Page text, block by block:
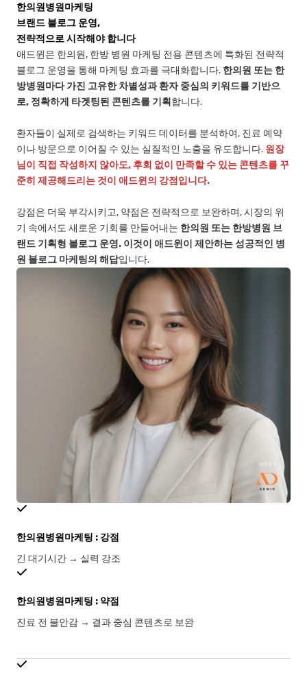
한의원병원마케팅
브랜드 블로그 운영,
전략적으로 시작해야 합니다
애드윈은 한의원, 한방 병원 마케팅 전용 콘텐츠에 특화된 전략적
블로그 운영을 통해 마케팅 효과를 극대화합니다. 한의원 또는 한
방병원마다 가진 고유한 차별성과 환자 중심의 키워드를 기반으
로, 정확하게 타겟팅된 콘텐츠를 기획 합니다.
환자들이 실제로 검색하는 키워드 데이터를 분석하여, 진료 예약
이나 방문으로 이어질 수 있는 실질적인 노출을 유도합니다. 원장
님이 직접 작성하지 않아도, 후회 없이 만족할 수 있는 콘텐츠를 꾸
준히 제공해드리는 것이 애드윈의 강점입니다.
강점은 더욱 부각시키고, 약점은 전략적으로 보완하며, 시장의 위
기 속에서도 새로운 기회를 만들어내는 한의원 또는 한방병원 브
랜드 기획형 블로그 운영. 이것이 애드윈이 제안하는 성공적인 병
원 블로그 마케팅의 해답입니다.
한의원병원마케팅 : 강점
긴 대기시간 → 실력 강조
한의원병원마케팅 : 약점
진료 전 불안감 → 결과 중심 콘텐츠로 보완